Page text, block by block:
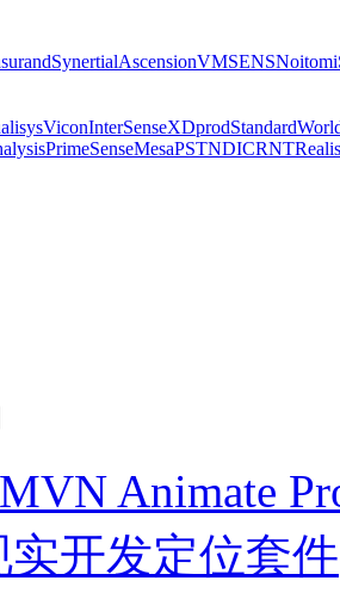
SynertialAscensionVMSENSNoitom
ViconInterSenseXDprodStandard
PrimeSenseMesaPSTNDICRNTRealis
MVN Animate
实开发定位套件